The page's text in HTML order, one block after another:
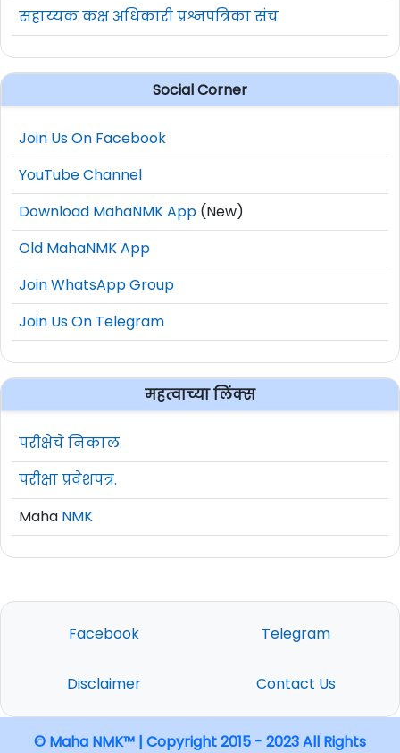
सहाय्यक कक्ष अधिकारी प्रश्नपत्रिका संच
Social Corner
Join Us On Facebook
YouTube Channel
Download MahaNMK App (New)
Old MahaNMK App
Join WhatsApp Group
Join Us On Telegram
महत्वाच्या लिंक्स
परीक्षेचे निकाल.
परीक्षा प्रवेशपत्र.
Maha NMK
Facebook Telegram
Disclaimer Contact Us
© Maha NMK™ | Copyright 2015 - 2023 All Rights